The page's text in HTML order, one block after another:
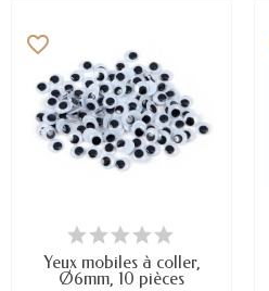
EN STOCK
favorite_border
Yeux mobiles à coller,
Ø6mm, 10 pièces